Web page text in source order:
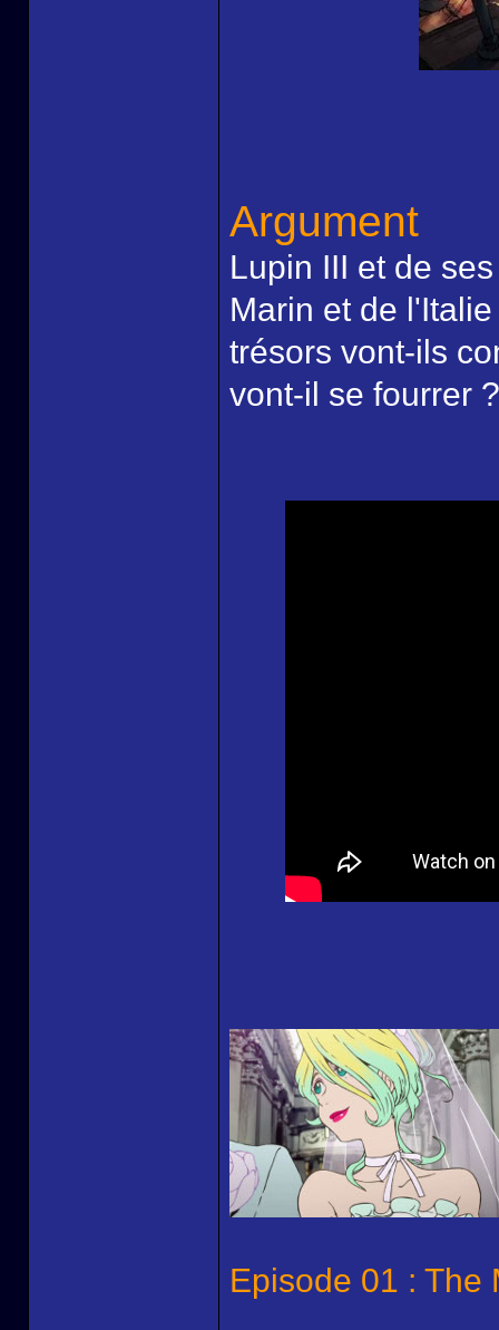
Argument
Lupin III et de
Marin et de
trésors vont-ils
vont-il se fourrer
Episode 01 : The